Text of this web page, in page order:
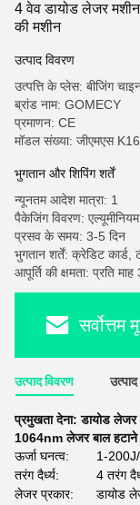
4 वेव डायोड लेजर
की मशीन
उत्पाद विवरण
उत्पत्ति के प्लेस: बीजिंग
ब्रांड नाम: GOMECY
प्रमाणन: CE
मॉडल संख्या: जीएमएस K16
भुगतान और शिपिंग शर्तें
न्यूनतम आदेश मात्रा: 1
पैकेजिंग विवरण:
प्रसव के समय: 3-5 दिन
भुगतान शर्तें: क्रेडिट कार्ड,
आपूर्ति की क्षमता: प्रति
सर्वोत्तम
उत्पाद विवरण उत्पाद
प्रमुखता देना:डायोड
1064nm लेजर बाल हटाने
ऊर्जा घनत्व:
1-
तरंग दैर्ध्य:
4 तरंग
लेजर प्रकार:
डायोड